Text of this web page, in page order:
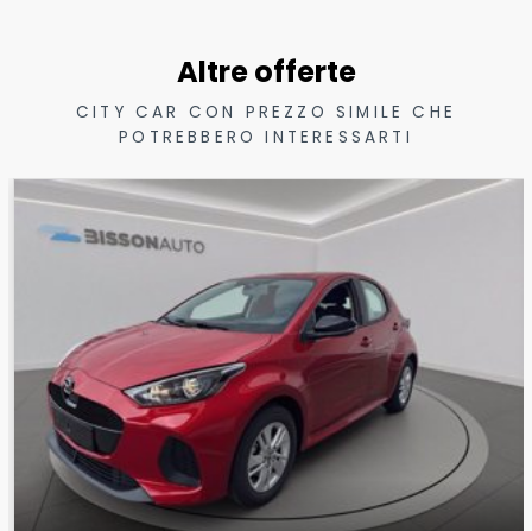
Altre offerte
CITY CAR CON PREZZO SIMILE CHE
POTREBBERO INTERESSARTI